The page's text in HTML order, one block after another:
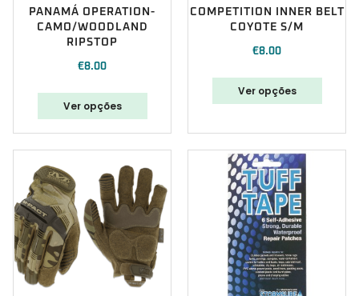
PANAMÁ OPERATION-
CAMO/WOODLAND
RIPSTOP
€8.00
Ver opções
COMPETITION INNER BELT
COYOTE S/M
€8.00
Ver opções